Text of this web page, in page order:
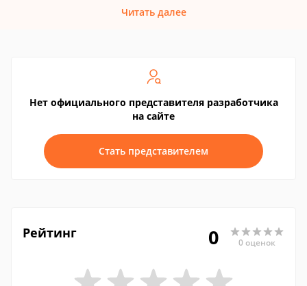
Читать далее
Нет официального представителя разработчика
на сайте
Стать представителем
Рейтинг 0 0 оценок